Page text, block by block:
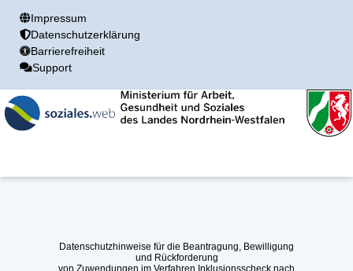
Impressum
Datenschutzerklärung
Barrierefreiheit
Support
Datenschutzhinweise für die Beantragung, Bewilligung
und Rückforderung
von Zuwendungen im Verfahren Inklusionsscheck nach